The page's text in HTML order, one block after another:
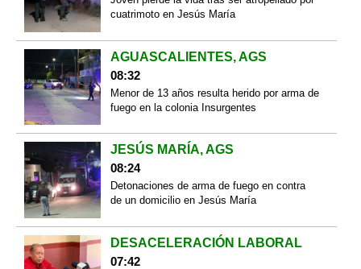
cuatrimoto en Jesús María
AGUASCALIENTES, AGS
08:32
Menor de 13 años resulta herido por arma de
fuego en la colonia Insurgentes
JESÚS MARÍA, AGS
08:24
Detonaciones de arma de fuego en contra
de un domicilio en Jesús María
DESACELERACIÓN LABORAL
07:42